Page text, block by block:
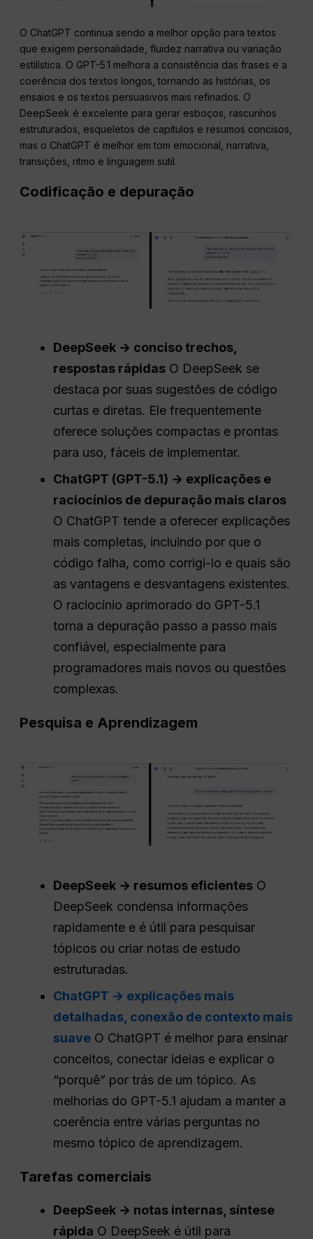
O ChatGPT continua sendo a melhor opção para textos
que exigem personalidade, fluidez narrativa ou variação
estilística. O GPT-5.1 melhora a consistência das frases e a
coerência dos textos longos, tornando as histórias, os
ensaios e os textos persuasivos mais refinados. O
DeepSeek é excelente para gerar esboços, rascunhos
estruturados, esqueletos de capítulos e resumos concisos,
mas o ChatGPT é melhor em tom emocional, narrativa,
transições, ritmo e linguagem sutil.
Codificação e depuração
DeepSeek → concisotrechos
respostas rápidas O DeepSeek se
destaca por suas sugestões de código
curtas e diretas. Ele frequentemente
oferece soluções compactas e prontas
para uso, fáceis de implementar.
ChatGPT (GPT-5.1) → explicações e
raciocínios de depuração mais claros
O ChatGPT tende a oferecer explicações
mais completas, incluindo por que o
código falha, como corrigi-lo e quais são
as vantagens e desvantagens existentes.
O raciocínio aprimorado do GPT-5.1
torna a depuração passo a passo mais
confiável, especialmente para
programadores mais novos ou questões
complexas.
Pesquisa e Aprendizagem
DeepSeek → resumos eficientes O
DeepSeek condensa informações
rapidamente e é útil para pesquisar
tópicos ou criar notas de estudo
estruturadas.
ChatGPT → explicações mais
detalhadas, conexão de contexto mais
suave O ChatGPT é melhor para ensinar
conceitos, conectar ideias e explicar o
“porquê” por trás de um tópico. As
melhorias do GPT-5.1 ajudam a manter a
coerência entre várias perguntas no
mesmo tópico de aprendizagem.
Tarefas comerciais
DeepSeek → notas internas, síntese
rápida O DeepSeek é útil para